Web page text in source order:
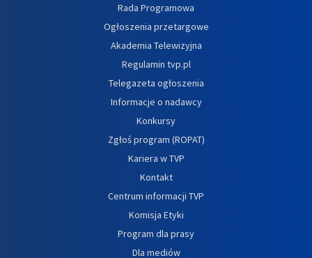
Rada Programowa
Ogłoszenia przetargowe
Akademia Telewizyjna
Regulamin tvp.pl
Telegazeta ogłoszenia
Informacje o nadawcy
Konkursy
Zgłoś program (ROPAT)
Kariera w TVP
Kontakt
Centrum informacji TVP
Komisja Etyki
Program dla prasy
Dla mediów